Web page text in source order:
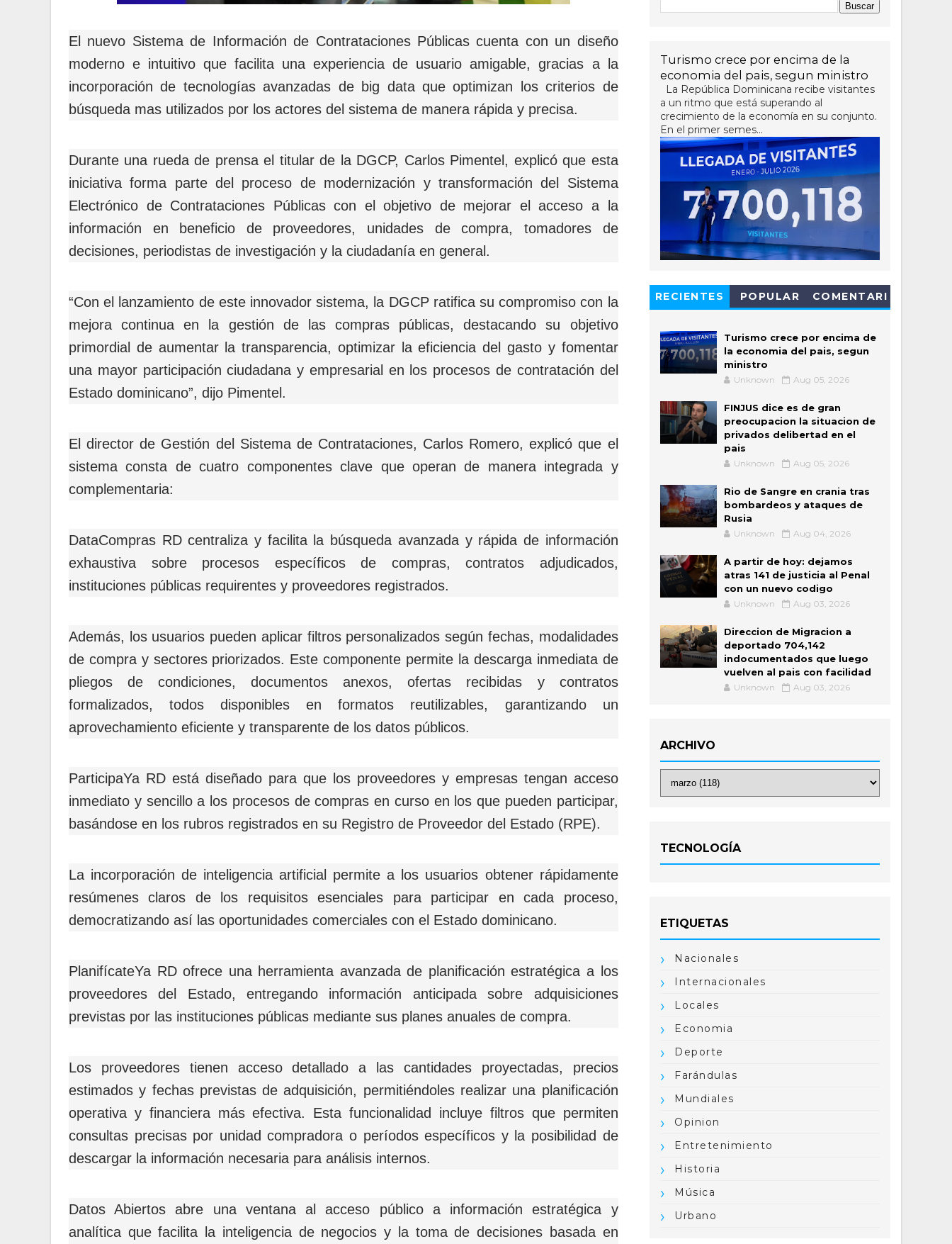
El nuevo Sistema de Información de Contrataciones Públicas cuenta con un diseño
moderno e intuitivo que facilita una experiencia de usuario amigable, gracias a la
incorporación de tecnologías avanzadas de big data que optimizan los criterios de
búsqueda mas utilizados por los actores del sistema de manera rápida y precisa.
Durante una rueda de prensa el titular de la DGCP, Carlos Pimentel, explicó que esta
iniciativa forma parte del proceso de modernización y transformación del Sistema
Electrónico de Contrataciones Públicas con el objetivo de mejorar el acceso a la
información en beneficio de proveedores, unidades de compra, tomadores de
decisiones, periodistas de investigación y la ciudadanía en general.
“Con el lanzamiento de este innovador sistema, la DGCP ratifica su compromiso con la
mejora continua en la gestión de las compras públicas, destacando su objetivo
primordial de aumentar la transparencia, optimizar la eficiencia del gasto y fomentar
una mayor participación ciudadana y empresarial en los procesos de contratación del
Estado dominicano”, dijo Pimentel.
El director de Gestión del Sistema de Contrataciones, Carlos Romero, explicó que el
sistema consta de cuatro componentes clave que operan de manera integrada y
complementaria:
DataCompras RD centraliza y facilita la búsqueda avanzada y rápida de información
exhaustiva sobre procesos específicos de compras, contratos adjudicados,
instituciones públicas requirentes y proveedores registrados.
Además, los usuarios pueden aplicar filtros personalizados según fechas, modalidades
de compra y sectores priorizados. Este componente permite la descarga inmediata de
pliegos de condiciones, documentos anexos, ofertas recibidas y contratos
formalizados, todos disponibles en formatos reutilizables, garantizando un
aprovechamiento eficiente y transparente de los datos públicos.
ParticipaYa RD está diseñado para que los proveedores y empresas tengan acceso
inmediato y sencillo a los procesos de compras en curso en los que pueden participar,
basándose en los rubros registrados en su Registro de Proveedor del Estado (RPE).
La incorporación de inteligencia artificial permite a los usuarios obtener rápidamente
resúmenes claros de los requisitos esenciales para participar en cada proceso,
democratizando así las oportunidades comerciales con el Estado dominicano.
PlanifícateYa RD ofrece una herramienta avanzada de planificación estratégica a los
proveedores del Estado, entregando información anticipada sobre adquisiciones
previstas por las instituciones públicas mediante sus planes anuales de compra.
Los proveedores tienen acceso detallado a las cantidades proyectadas, precios
estimados y fechas previstas de adquisición, permitiéndoles realizar una planificación
operativa y financiera más efectiva. Esta funcionalidad incluye filtros que permiten
consultas precisas por unidad compradora o períodos específicos y la posibilidad de
descargar la información necesaria para análisis internos.
Datos Abiertos abre una ventana al acceso público a información estratégica y
analítica que facilita la inteligencia de negocios y la toma de decisiones basada en
Turismo crece por encima de la
economia del pais, segun ministro
La República Dominicana recibe visitantes
a un ritmo que está superando al
crecimiento de la economía en su conjunto.
En el primer semes...
RECIENTES POPULAR
COMENTARI
Turismo crece por encima de
la economia del pais, segun
ministro
Unknown Aug 05, 2026
FINJUS dice es de gran
preocupacion la situacion de
privados delibertad en el
pais
Unknown Aug 05, 2026
Rio de Sangre en crania tras
bombardeos y ataques de
Rusia
Unknown Aug 04, 2026
A partir de hoy: dejamos
atras 141 de justicia al Penal
con un nuevo codigo
Unknown Aug 03, 2026
Direccion de Migracion a
deportado 704,142
indocumentados que luego
vuelven al pais con facilidad
Unknown Aug 03, 2026
ARCHIVO
TECNOLOGÍA
ETIQUETAS
Nacionales
Internacionales
Locales
Economia
Deporte
Farándulas
Mundiales
Opinion
Entretenimiento
Historia
Música
Urbano